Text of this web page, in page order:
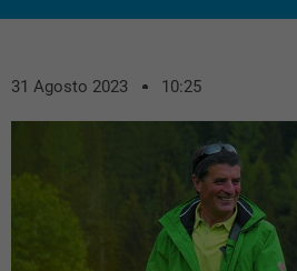
31 Agosto 2023 10:25